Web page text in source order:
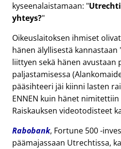
kyseenalaistamaan:
yhteys?
Oikeuslaitoksen ihmiset
hänen älyllisestä kannastaan
liittyen sekä hänen
paljastamisessa
pääsihteeri jäi kiinni lasten
ENNEN kuin hänet
Raiskauksen videotodisteet
Rabobank, Fortune 500 -
päämajassaan Utrechtissa,